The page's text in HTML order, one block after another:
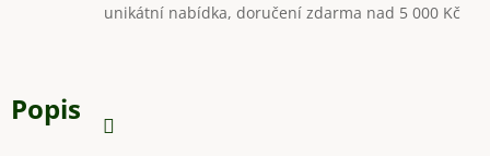
unikátní nabídka, doručení zdarma nad 5 000 Kč
Popis